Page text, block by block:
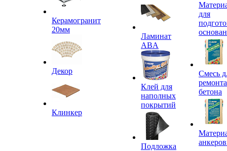
Керамогранит
20мм
Декор
Клинкер
Ламинат
ABA
Клей для
наполных
покрытий
Подложка
для
Смесь
ремонта
бетона